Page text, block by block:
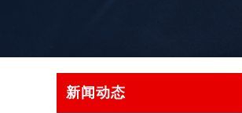
新闻动态